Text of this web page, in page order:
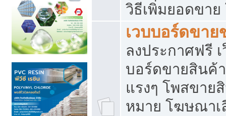
วิธีเพิ่มยอดขาย
เวบบอร์ดขา
ลงประกาศฟรี
บอร์ดขายสินค้
แรงๆ โพสขาย
หมาย โฆษณาเ